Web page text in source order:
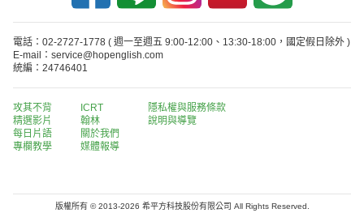
電話：02-2727-1778 ( 週一至週五 9:00-12:00、13:30-18:00，國定假日除外 )
E-mail：service@hopenglish.com
統編：24746401
攻其不背
精選影片
每日片語
專欄教學
ICRT
翰林
關於我們
媒體報導
隱私權與服務條款
說明與導覽
版權所有 © 2013-2026 希平方科技股份有限公司 All Rights Reserved.